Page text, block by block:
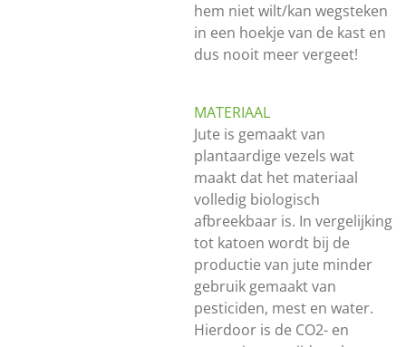
hem niet wilt/kan wegsteken
in een hoekje van de kast en
dus nooit meer vergeet!
MATERIAAL
Jute is gemaakt van
plantaardige vezels wat
maakt dat het materiaal
volledig biologisch
afbreekbaar is. In vergelijking
tot katoen wordt bij de
productie van jute minder
gebruik gemaakt van
pesticiden, mest en water.
Hierdoor is de CO2- en